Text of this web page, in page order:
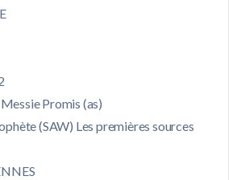
Promis (as)
(SAW) Les premières sources